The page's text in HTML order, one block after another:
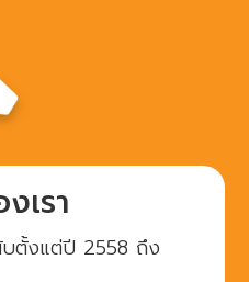
เรา
บตั้งแต่ปี 2558 ถึง